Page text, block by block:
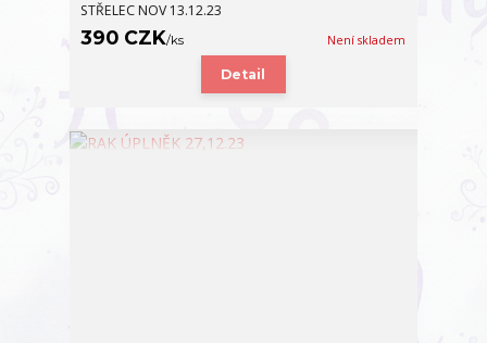
STŘELEC NOV 13.12.23
390 CZK/ks Není skladem
Detail